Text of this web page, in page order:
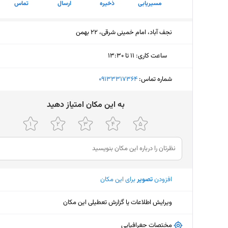
مسیریابی ذخیره ارسال تماس
نجف آباد، امام خمینی شرقی، 22 بهمن
ساعت کاری: ۱۱ تا ۱۳:۳۰
یکشنبه (امروز)
چهارشنبه
۱۱ تا ۱۳:۳۰
پنجشنبه
۱۱ تا ۱۳:۳۰
جمعه
شنبه
شماره تماس: ‎09133317364
ﺑﻪ اﯾﻦ ﻣﮑﺎن اﻣﺘﯿﺎز دﻫﯿﺪ
افزودنتصویربرای این مکان
ویرایش اطلاعات یا گزارش تعطیلی این مکان
مختصات جغرافیایی